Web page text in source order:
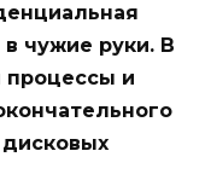
чужие руки. В
процессы и